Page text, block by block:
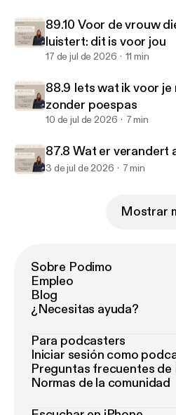
89.10 Voor de vrouw
luistert: dit is voor jou
17 de jul de 2026 11 min
88.9 Iets wat ik voor je
zonder poespas
10 de jul de 2026 7 min
87.8 Wat er verandert
3 de jul de 2026 7 min
Mostrar
Sobre Podimo
Empleo
Blog
¿Necesitas ayuda?
Para podcasters
Iniciar sesión como
Preguntas frecuentes
Normas de la comunidad